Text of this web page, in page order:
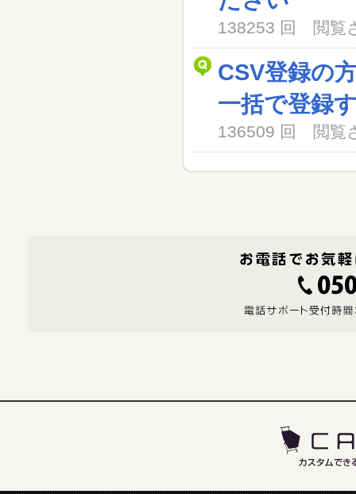
138253 回 閲覧
CSV登録の
一括で登録
136509 回 閲覧